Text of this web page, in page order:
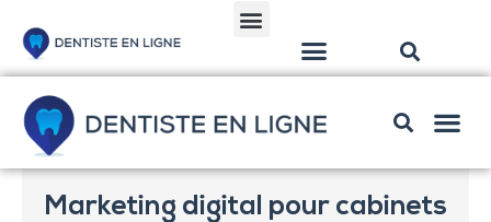
Marketing digital pour cabinets